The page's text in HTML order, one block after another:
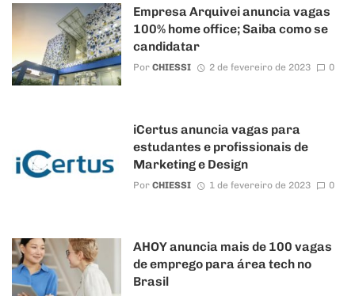
Empresa Arquivei anuncia vagas
100% home office; Saiba como se
candidatar
Por CHIESSI 2 de fevereiro de 2023 0
iCertus anuncia vagas para
estudantes e profissionais de
Marketing e Design
Por CHIESSI 1 de fevereiro de 2023 0
AHOY anuncia mais de 100 vagas
de emprego para área tech no
Brasil